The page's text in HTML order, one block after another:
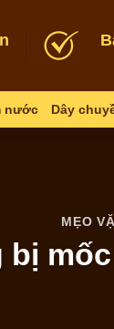
nước Dây
MẸO